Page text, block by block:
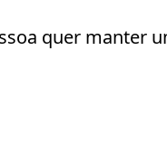
quer manter